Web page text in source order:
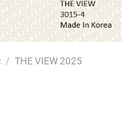
/ THE VIEW 2025